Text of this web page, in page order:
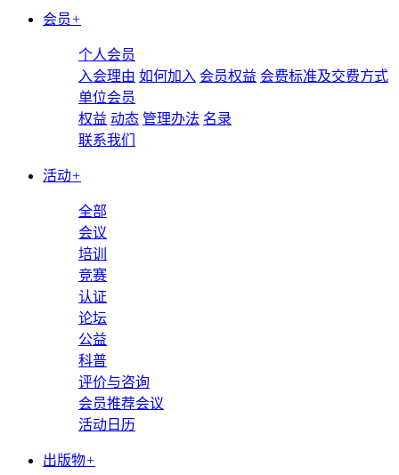
会员+
个人会员
入会理由 如何加入 会员权益 会费标准及交费方式
单位会员
权益 动态 管理办法 名录
联系我们
活动+
全部
会议
培训
竞赛
认证
论坛
公益
科普
评价与咨询
会员推荐会议
活动日历
出版物+